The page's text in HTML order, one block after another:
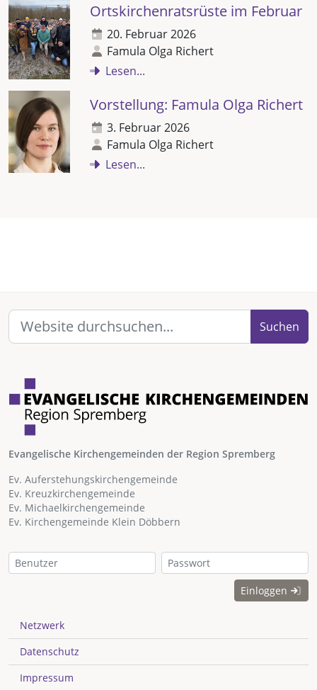
Ortskirchenratsrüste im Februar
20. Februar 2026
Famula Olga Richert
Lesen...
Vorstellung: Famula Olga Richert
3. Februar 2026
Famula Olga Richert
Lesen...
Suchen
Evangelische Kirchengemeinden der Region Spremberg
Ev. Auferstehungskirchengemeinde
Ev. Kreuzkirchengemeinde
Ev. Michaelkirchengemeinde
Ev. Kirchengemeinde Klein Döbbern
Einloggen
Netzwerk
Datenschutz
Impressum